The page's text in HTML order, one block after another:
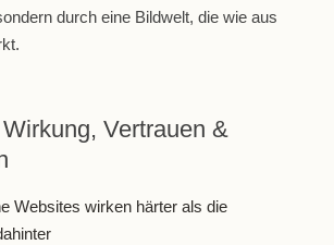
durch eine Bildwelt, die wie aus
Vertrauen &
Websites wirken härter als die